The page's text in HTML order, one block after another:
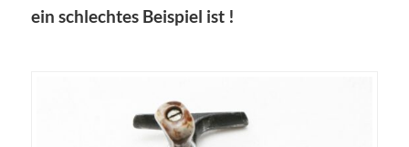
ein schlechtes Beispiel ist !